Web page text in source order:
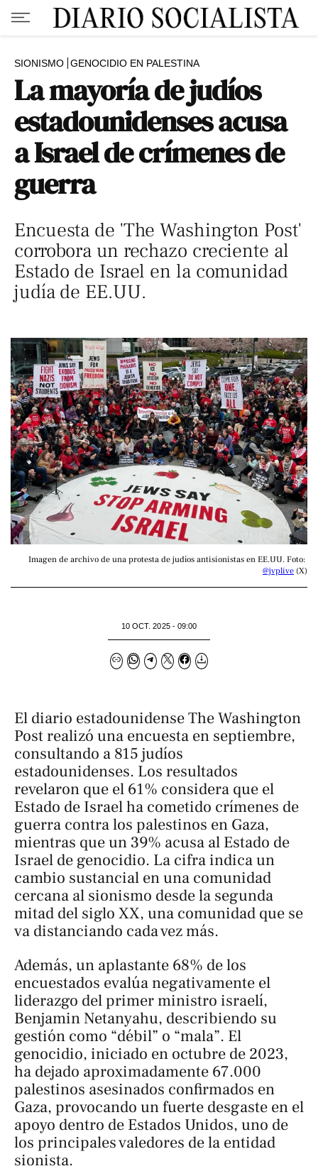
SIONISMO GENOCIDIO EN PALESTINA
La mayoría de judíos
estadounidenses acusa
a Israel de crímenes de
guerra
Encuesta de 'The Washington Post'
corrobora un rechazo creciente al
Estado de Israel en la comunidad
judía de EE.UU.
@jvplive (X)
10 OCT. 2025 - 09:00
El diario estadounidenseThe Washington
Postrealizó una encuesta en septiembre,
consultando a 815 judíos
estadounidenses. Los resultados
revelaron que el 61% considera que el
Estado de Israel ha cometido crímenes de
guerra contra los palestinos en Gaza,
mientras que un 39% acusa al Estado de
Israel de genocidio. La cifra indica un
cambio sustancial en una comunidad
cercana al sionismo desde la segunda
mitad del siglo XX, una comunidad que se
va distanciando cada vez más.
Además, un aplastante 68% de los
encuestados evalúa negativamente el
liderazgo del primer ministro israelí,
Benjamin Netanyahu, describiendo su
gestión como “débil” o “mala”. El
genocidio, iniciado en octubre de 2023,
ha dejado aproximadamente 67.000
palestinos asesinados confirmados en
Gaza, provocando un fuerte desgaste en el
apoyo dentro de Estados Unidos, uno de
los principales valedores de la entidad
sionista.